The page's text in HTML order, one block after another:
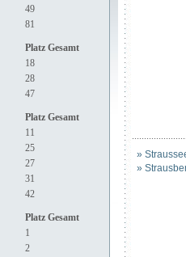
49
81
Platz Gesamt
18
28
47
Platz Gesamt
11
25
27
31
42
Platz Gesamt
1
2
»
»